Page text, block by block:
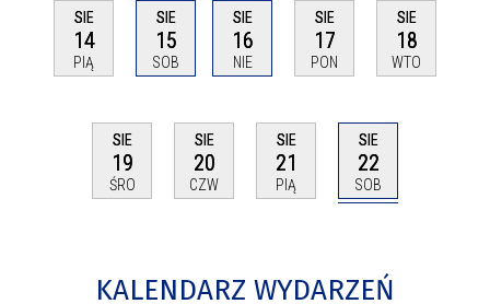
SIE
14
PIĄ
SIE
15
SOB
SIE
16
NIE
SIE
17
PON
SIE
18
WTO
SIE
19
ŚRO
SIE
20
CZW
SIE
21
PIĄ
SIE
22
SOB
KALENDARZ WYDARZEŃ